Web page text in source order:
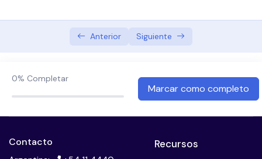
Consumo problematico de sustancias: Adiccion a
la cocaina
Anterior Siguiente
0% Completar
Marcar como completo
Contacto Recursos